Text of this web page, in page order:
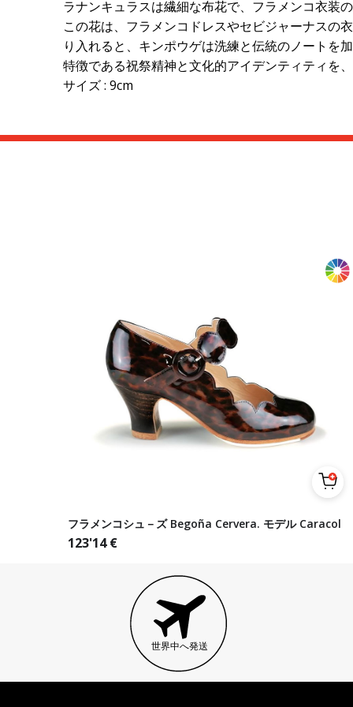
ラナンキュラスは繊細な布花で、フラメンコ衣装
この花は、フラメンコドレスやセビジャーナスの
り入れると、キンポウゲは洗練と伝統のノートを
特徴である祝祭精神と文化的アイデンティティを
サイズ : 9cm
フラメンコシュ－ズ Begoña Cervera. モデル Caracol
123'14€
世界中へ発送